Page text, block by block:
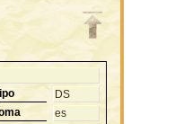
DS
es